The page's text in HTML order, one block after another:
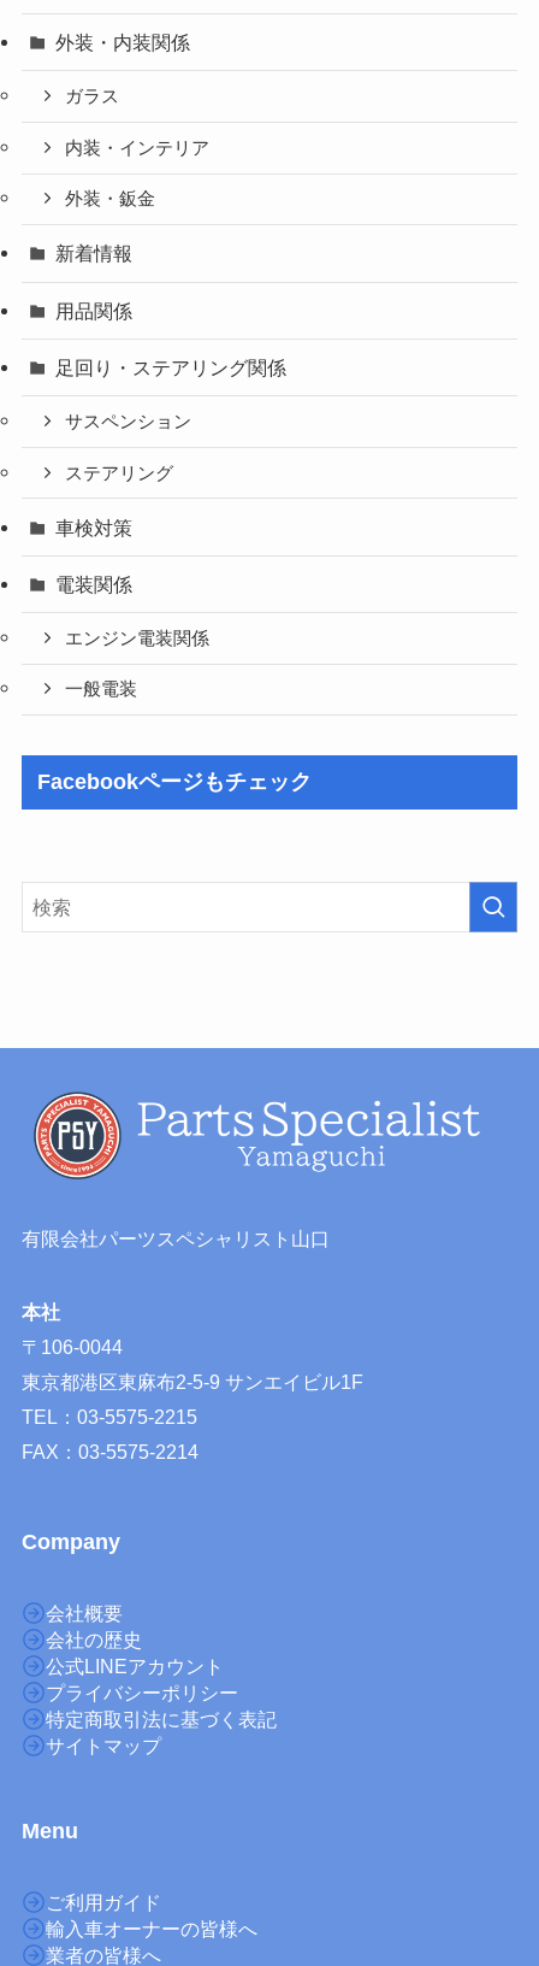
外装・内装関係
ガラス
内装・インテリア
外装・鈑金
新着情報
用品関係
足回り・ステアリング関係
サスペンション
ステアリング
車検対策
電装関係
エンジン電装関係
一般電装
Facebookページもチェック
有限会社パーツスペシャリスト山口
本社
〒106-0044
東京都港区東麻布2-5-9 サンエイビル1F
TEL：03-5575-2215
FAX：03-5575-2214
Company
会社概要
会社の歴史
公式LINEアカウント
プライバシーポリシー
特定商取引法に基づく表記
サイトマップ
Menu
ご利用ガイド
輸入車オーナーの皆様へ
業者の皆様へ